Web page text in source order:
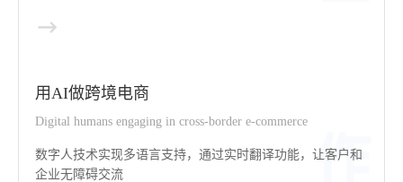
用AI做跨境电商
Digital humans engaging in cross-border e-commerce
数字人技术实现多语言支持，通过实时翻译功能，让客户和
企业无障碍交流